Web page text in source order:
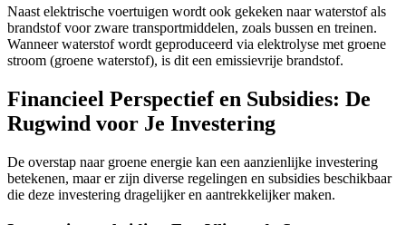
Naast elektrische voertuigen wordt ook gekeken naar waterstof als
brandstof voor zware transportmiddelen, zoals bussen en treinen.
Wanneer waterstof wordt geproduceerd via elektrolyse met groene
stroom (groene waterstof), is dit een emissievrije brandstof.
Financieel Perspectief en Subsidies: De
Rugwind voor Je Investering
De overstap naar groene energie kan een aanzienlijke investering
betekenen, maar er zijn diverse regelingen en subsidies beschikbaar
die deze investering dragelijker en aantrekkelijker maken.